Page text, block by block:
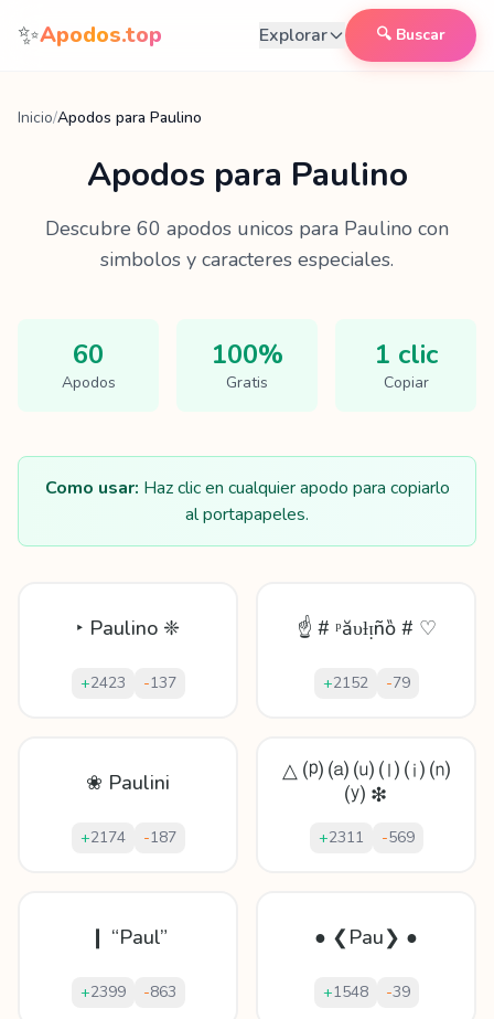
Saltar al contenido
✨Apodos.top Explorar 🔍 Buscar
Inicio/Apodos para Paulino
Apodos para Paulino
Descubre 60 apodos unicos para Paulino con
simbolos y caracteres especiales.
60
Apodos
100%
Gratis
1 clic
Copiar
Como usar: Haz clic en cualquier apodo para copiarlo
al portapapeles.
‣ Paulino ❈
+2423 -137
☝ # ᵖăυƚᴉñȍ # ♡
+2152 -79
❀ Paulini
+2174 -187
△ ⒫ ⒜ ⒰ ⒧ ⒤ ⒩
⒴ ❇
+2311 -569
❙ “Paul”
+2399 -863
● ❮Pau❯ ●
+1548 -39